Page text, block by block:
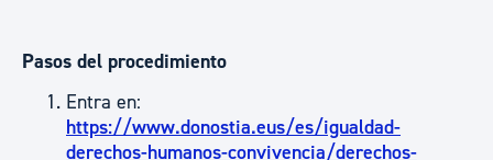
Pasos del procedimiento
Entra en:
https://www.donostia.eus/es/igualdad-
derechos-humanos-convivencia/derechos-